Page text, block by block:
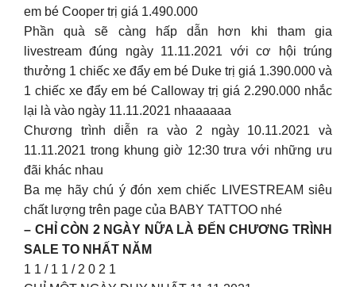
em bé Cooper trị giá 1.490.000
Phần quà sẽ càng hấp dẫn hơn khi tham gia
livestream đúng ngày 11.11.2021 với cơ hội trúng
thưởng 1 chiếc xe đẩy em bé Duke trị giá 1.390.000 và
1 chiếc xe đẩy em bé Calloway trị giá 2.290.000 nhắc
lại là vào ngày 11.11.2021 nhaaaaaa
Chương trình diễn ra vào 2 ngày 10.11.2021 và
11.11.2021 trong khung giờ 12:30 trưa với những ưu
đãi khác nhau
Ba mẹ hãy chú ý đón xem chiếc LIVESTREAM siêu
chất lượng trên page của BABY TATTOO nhé
– CHỈ CÒN 2 NGÀY NỮA LÀ ĐẾN CHƯƠNG TRÌNH
SALE TO NHẤT NĂM
1 1 / 1 1 / 2 0 2 1